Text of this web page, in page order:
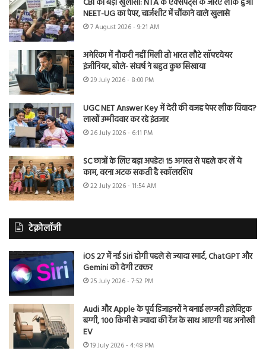
NEET-UG का पेपर, चार्जशीट में चौंकाने वाले खुलासे
7 August 2026 - 9:21 AM
अमेरिका में नौकरी नहीं मिली तो भारत लौटे सॉफ्टवेयर
इंजीनियर, बोले- संघर्ष ने बहुत कुछ सिखाया
29 July 2026 - 8:00 PM
UGC NET Answer Key में देरी की वजह पेपर लीक विवाद?
लाखों उम्मीदवार कर रहे इंतजार
26 July 2026 - 6:11 PM
SC छात्रों के लिए बड़ा अपडेट! 15 अगस्त से पहले कर लें ये
काम, वरना अटक सकती है स्कॉलरशिप
22 July 2026 - 11:54 AM
टेक्नोलॉजी
iOS 27 में नई Siri होगी पहले से ज्यादा स्मार्ट, ChatGPT और
Gemini को देगी टक्कर
25 July 2026 - 7:52 PM
Audi और Apple के पूर्व डिजाइनरों ने बनाई लग्जरी इलेक्ट्रिक
बग्गी, 100 किमी से ज्यादा की रेंज के साथ आएगी यह अनोखी
EV
19 July 2026 - 4:48 PM